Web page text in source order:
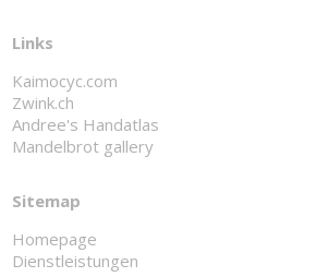
Links
Kaimocyc.com
Zwink.ch
Andree's Handatlas
Mandelbrot gallery
Sitemap
Homepage
Dienstleistungen